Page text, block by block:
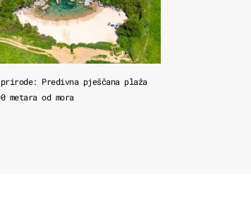
prirode: Predivna pješčana plaža
metara od mora